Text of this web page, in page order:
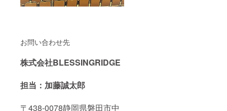
お問い合わせ先
株式会社BLESSINGRIDGE
担当：加藤誠太郎
〒438-0078静岡県磐田市中